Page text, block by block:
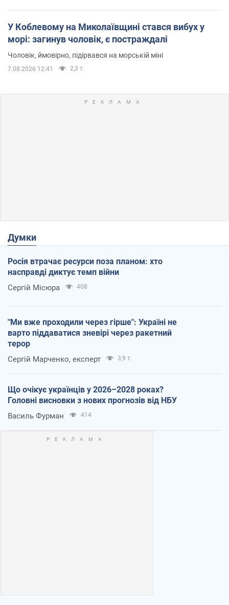
У Коблевому на Миколаївщині стався вибух у
морі: загинув чоловік, є постраждалі
Чоловік, ймовірно, підірвався на морській міні
7.08.2026 12:41 2,3 т.
Думки
Росія втрачає ресурси поза планом: хто
насправді диктує темп війни
Сергій Місюра 408
"Ми вже проходили через гірше": Україні не
варто піддаватися зневірі через ракетний
терор
Сергій Марченко, експерт 3,9 т.
Що очікує українців у 2026–2028 роках?
Головні висновки з нових прогнозів від НБУ
Василь Фурман 414